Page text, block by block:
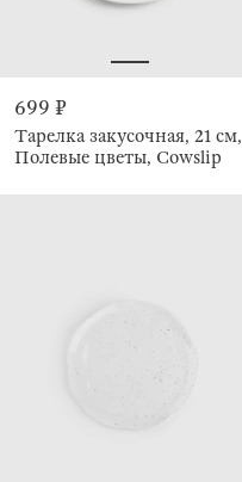
699 ₽
Тарелка закусочная, 21 см,
Полевые цветы, Cowslip